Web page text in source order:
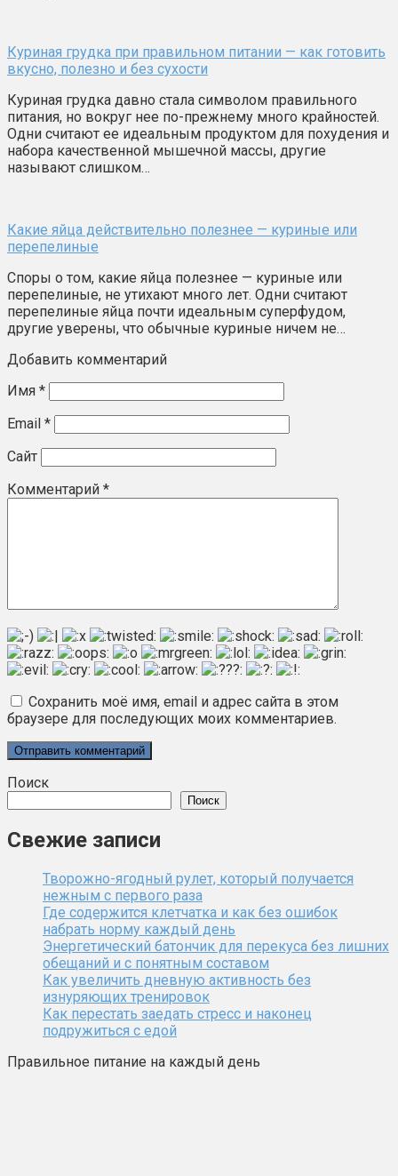
Куриная грудка при правильном питании — как готовить
вкусно, полезно и без сухости
Куриная грудка давно стала символом правильного
питания, но вокруг нее по-прежнему много крайностей.
Одни считают ее идеальным продуктом для похудения и
набора качественной мышечной массы, другие
называют слишком…
Какие яйца действительно полезнее — куриные или
перепелиные
Споры о том, какие яйца полезнее — куриные или
перепелиные, не утихают много лет. Одни считают
перепелиные яйца почти идеальным суперфудом,
другие уверены, что обычные куриные ничем не…
Добавить комментарий
Имя *
Email *
Сайт
Комментарий *
Сохранить моё имя, email и адрес сайта в этом
браузере для последующих моих комментариев.
Поиск
Поиск
Свежие записи
Творожно-ягодный рулет, который получается
нежным с первого раза
Где содержится клетчатка и как без ошибок
набрать норму каждый день
Энергетический батончик для перекуса без лишних
обещаний и с понятным составом
Как увеличить дневную активность без
изнуряющих тренировок
Как перестать заедать стресс и наконец
подружиться с едой
Правильное питание на каждый день